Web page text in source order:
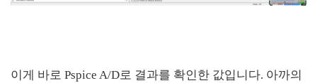
이게 바로 Pspice A/D로 결과를 확인한 값입니다. 아까의